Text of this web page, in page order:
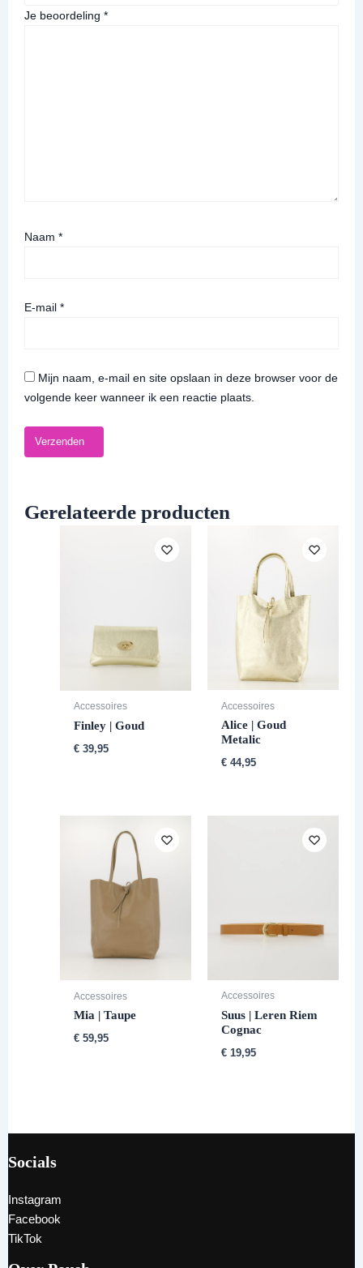
Je beoordeling *
Naam *
E-mail *
Mijn naam, e-mail en site opslaan in deze browser voor de
volgende keer wanneer ik een reactie plaats.
Gerelateerde producten
Accessoires
Finley | Goud
€ 39,95
Accessoires
Alice | Goud
Metalic
€ 44,95
Accessoires
Mia | Taupe
€ 59,95
Accessoires
Suus | Leren Riem
Cognac
€ 19,95
Socials
Instagram
Facebook
TikTok